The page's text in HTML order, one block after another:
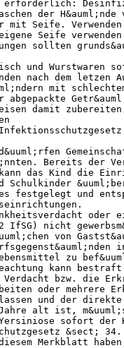
erforderlich:
der
mit Seife.
Seife
sollten
und Wurstwaren
nach dem
mit
damit
Bereits der
das Kind die
Schulkinder
festgelegt und
oder
IfSG) nicht
von
zu
kann bestraft
bzw. die
oder mehrere
lassen und der
alt ist,
sofort der
&sect; 34.
Merkblatt